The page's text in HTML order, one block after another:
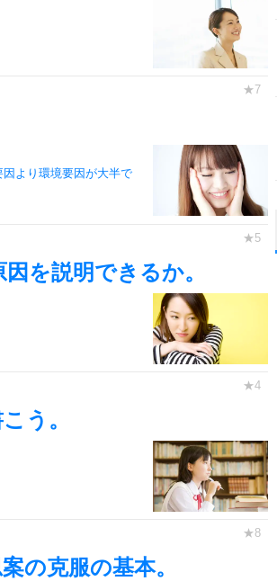
より環境要因が大半で
を説明できるか。
う。
の克服の基本。